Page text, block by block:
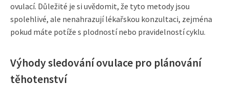
ovulací. Důležité je si uvědomit, že tyto metody jsou
spolehlivé, ale nenahrazují lékařskou konzultaci, zejména
pokud máte potíže s plodností nebo pravidelností cyklu.
Výhody sledování ovulace pro plánování
těhotenství